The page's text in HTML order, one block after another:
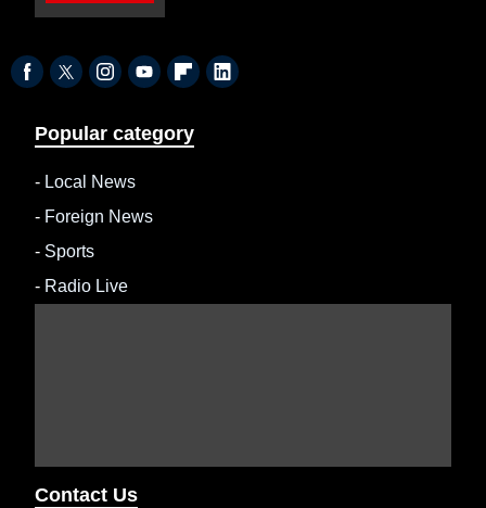
Popular category
- Local News
- Foreign News
- Sports
- Radio Live
Contact Us